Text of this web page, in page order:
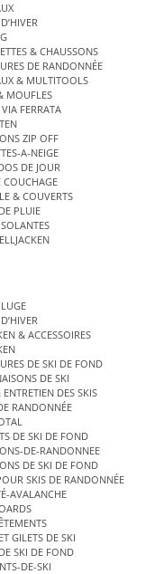
& CHAUSSONS
DE RANDONNÉE
& MULTITOOLS
MOUFLES
FERRATA
ZIP OFF
A-NEIGE
DE JOUR
COUCHAGE
& COUVERTS
PLUIE
& ACCESSOIRES
DE SKI DE FOND
DE SKI
ENTRETIEN DES SKIS
RANDONNÉE
DE SKI DE FOND
DE-RANDONNEE
DE SKI DE FOND
SKIS DE RANDONNÉE
AVALANCHE
GILETS DE SKI
SKI DE FOND
DE-SKI